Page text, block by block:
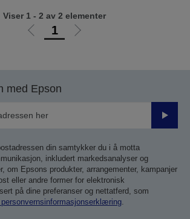
Gå
1
Gå
Viser 1 - 2 av 2 elementer
med Epson
Send
din samtykker du i å motta
inkludert markedsanalyser og
om Epsons produkter, arrangementer, kampanjer
eller andre former for elektronisk
på dine preferanser og nettatferd, som
personvernsinformasjonserklæring.